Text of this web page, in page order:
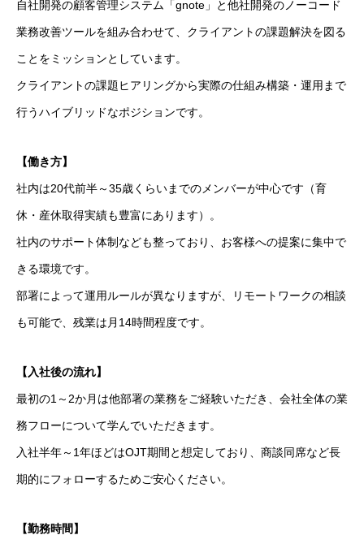
採用トップ
新卒採用
企業情報
求人情報
BLOG
自社開発の顧客管理システム「gnote」と他社開発のノーコード
業務改善ツールを組み合わせて、クライアントの課題解決を図る
ことをミッションとしています。
クライアントの課題ヒアリングから実際の仕組み構築・運用まで
行うハイブリッドなポジションです。
【働き方】
社内は20代前半～35歳くらいまでのメンバーが中心です（育
休・産休取得実績も豊富にあります）。
社内のサポート体制なども整っており、お客様への提案に集中で
きる環境です。
部署によって運用ルールが異なりますが、リモートワークの相談
も可能で、残業は月14時間程度です。
【入社後の流れ】
最初の1～2か月は他部署の業務をご経験いただき、会社全体の業
務フローについて学んでいただきます。
入社半年～1年ほどはOJT期間と想定しており、商談同席など長
期的にフォローするためご安心ください。
【勤務時間】